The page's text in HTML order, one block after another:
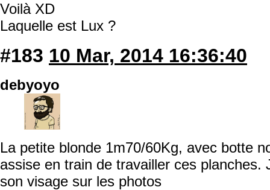
Voilà XD
Laquelle est Lux ?
#183 10 Mar, 2014 16:36:40
debyoyo
La petite blonde 1m70/60Kg, avec botte
assise en train de travailler ces planches.
son visage sur les photos